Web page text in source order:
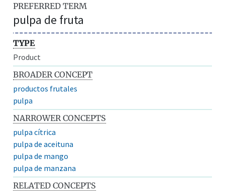
PREFERRED TERM
pulpa de fruta
TYPE
Product
BROADER CONCEPT
productos frutales
pulpa
NARROWER CONCEPTS
pulpa cítrica
pulpa de aceituna
pulpa de mango
pulpa de manzana
RELATED CONCEPTS